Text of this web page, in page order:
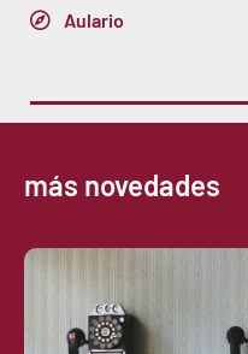
Aulario
más novedades